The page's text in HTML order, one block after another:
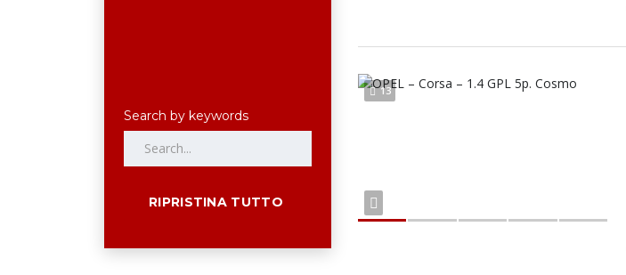
Search by keywords
RIPRISTINA TUTTO
13